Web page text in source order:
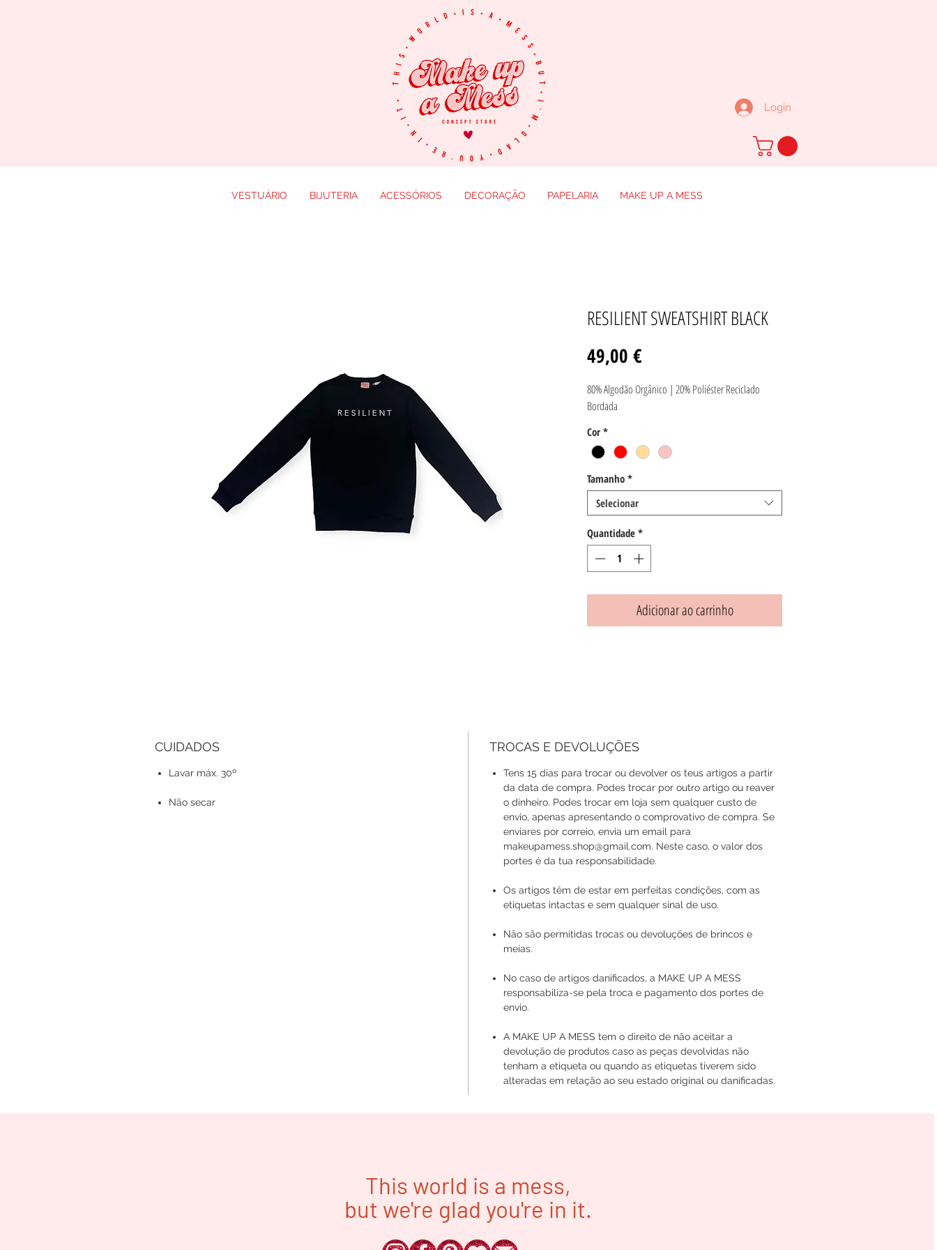
Login
RESILIENT SWEATSHIRT BLACK
49,00 €
80% Algodão Orgânico | 20% Poliéster Reciclado
Bordada
Cor *
Tamanho *
Selecionar
Quantidade *
Adicionar ao carrinho
CUIDADOS
Lavar máx. 30º
Não secar
TROCAS E DEVOLUÇÕES
Tens 15 dias para trocar ou devolver os teus artigos a partir
da data de compra. Podes trocar por outro artigo ou reaver
o dinheiro. Podes trocar em loja sem qualquer custo de
envio, apenas apresentando o comprovativo de compra. Se
enviares por correio, envia um email para
makeupamess.shop@gmail.com. Neste caso, o valor dos
portes é da tua responsabilidade.
Os artigos têm de estar em perfeitas condições, com as
etiquetas intactas e sem qualquer sinal de uso.
Não são permitidas trocas ou devoluções de brincos e
meias.
No caso de artigos danificados, a MAKE UP A MESS
responsabiliza-se pela troca e pagamento dos portes de
envio.
A MAKE UP A MESS tem o direito de não aceitar a
devolução de produtos caso as peças devolvidas não
tenham a etiqueta ou quando as etiquetas tiverem sido
alteradas em relação ao seu estado original ou danificadas.
VESTUÁRIO BIJUTERIA ACESSÓRIOS DECORAÇÃO PAPELARIA MAKE UP A MESS
This world is a mess,
but we're glad you're in it.